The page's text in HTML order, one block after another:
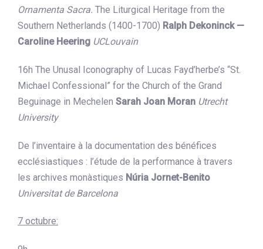
Ornamenta Sacra. The Liturgical Heritage from the
Southern Netherlands (1400-1700) Ralph Dekoninck —
Caroline Heering UCLouvain
16h The Unusal Iconography of Lucas Fayd’herbe’s “St.
Michael Confessional” for the Church of the Grand
Beguinage in Mechelen Sarah Joan Moran Utrecht
University
De l’inventaire à la documentation des bénéfices
ecclésiastiques : l’étude de la performance à travers
les archives monàstiques Núria Jornet-Benito
Universitat de Barcelona
7 octubre: